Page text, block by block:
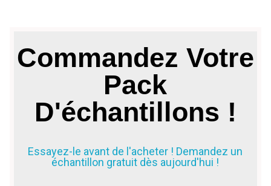
Commandez Votre
Pack
D'échantillons !
Essayez-le avant de l'acheter ! Demandez un
échantillon gratuit dès aujourd'hui !